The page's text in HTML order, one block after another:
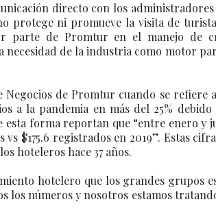
directo con los administradores
protege ni promueve la visita de
parte de Promtur en el manejo de
de la industria como motor
de Promtur cuando se refiere
a la pandemia en más del 25% debido
forma reportan que “entre enero y
$175.6 registrados en 2019”. Estas
hoteleros hace 37 años.
hotelero que los grandes grupos
los números y nosotros estamos